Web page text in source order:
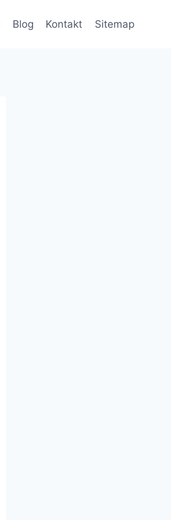
Blog Kontakt Sitemap